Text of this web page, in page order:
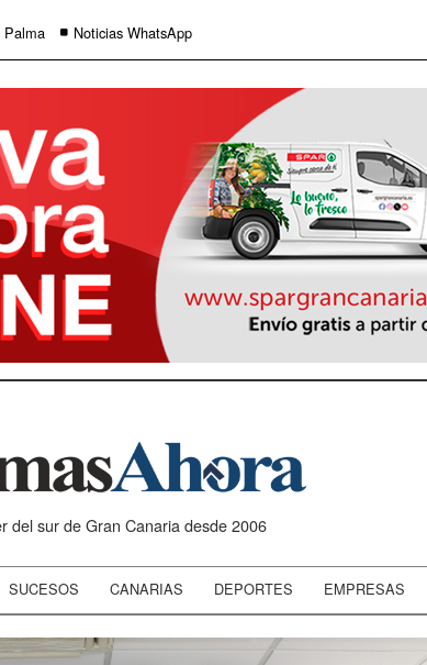
Palma Noticias WhatsApp
del sur de Gran Canaria desde 2006
SUCESOS CANARIAS DEPORTES EMPRESAS